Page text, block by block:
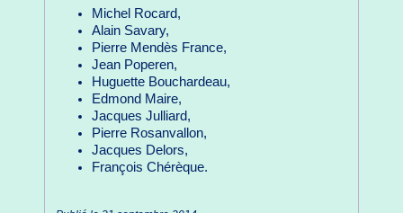
Michel Rocard,
Alain Savary,
Pierre Mendès France,
Jean Poperen,
Huguette Bouchardeau,
Edmond Maire,
Jacques Julliard,
Pierre Rosanvallon,
Jacques Delors,
François Chérèque.